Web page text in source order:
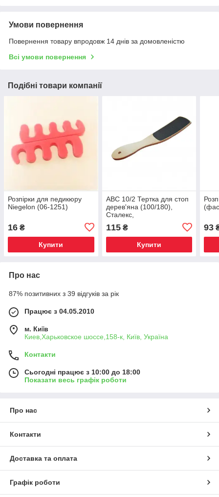
Умови повернення
Повернення товару впродовж 14 днів за домовленістю
Всі умови повернення
Подібні товари компанії
Розпірки для педикюру
Niegelon (06-1251)
16 ₴
Купити
ABC 10/2 Тертка для стоп
дерев'яна (100/180),
Сталекс,
115₴
Купити
93
Про нас
87% позитивних з 39 відгуків за рік
Працює з 04.05.2010
м. Київ
Киев,Харьковское шоссе,158-к, Київ, Україна
Контакти
Сьогодні працює з 10:00 до 18:00
Показати весь графік роботи
Про нас
Контакти
Доставка та оплата
Графік роботи